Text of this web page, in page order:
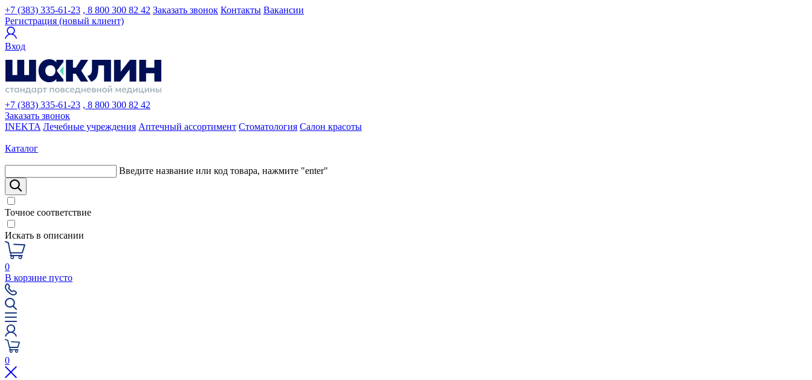
+7 (383) 335-61-23 , 8 800 300 82 42 Заказать звонок Контакты Вакансии
Регистрация (новый клиент)
Вход
+7 (383) 335-61-23 , 8 800 300 82 42
Заказать звонок
INEKTA Лечебные учреждения Аптечный ассортимент Стоматология Салон красоты
Каталог
Введите название или код товара, нажмите "enter"
Точное соответствие
Искать в описании
0
В корзине пусто
0